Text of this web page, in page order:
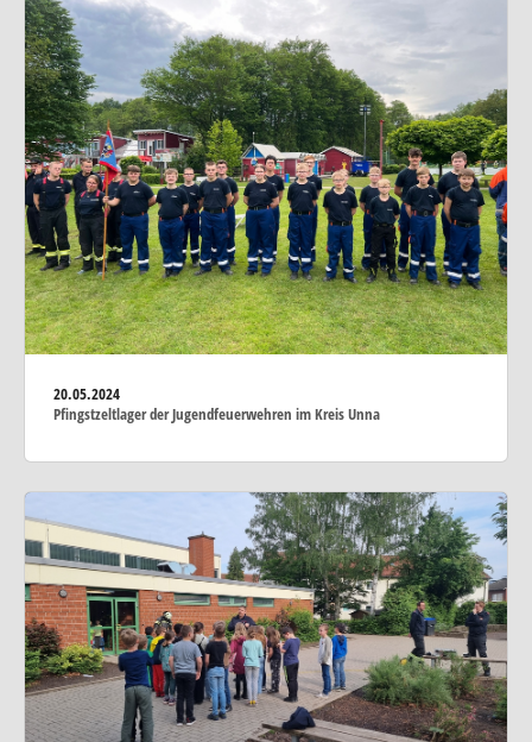
20.05.2024
Pfingstzeltlager der Jugendfeuerwehren im Kreis Unna